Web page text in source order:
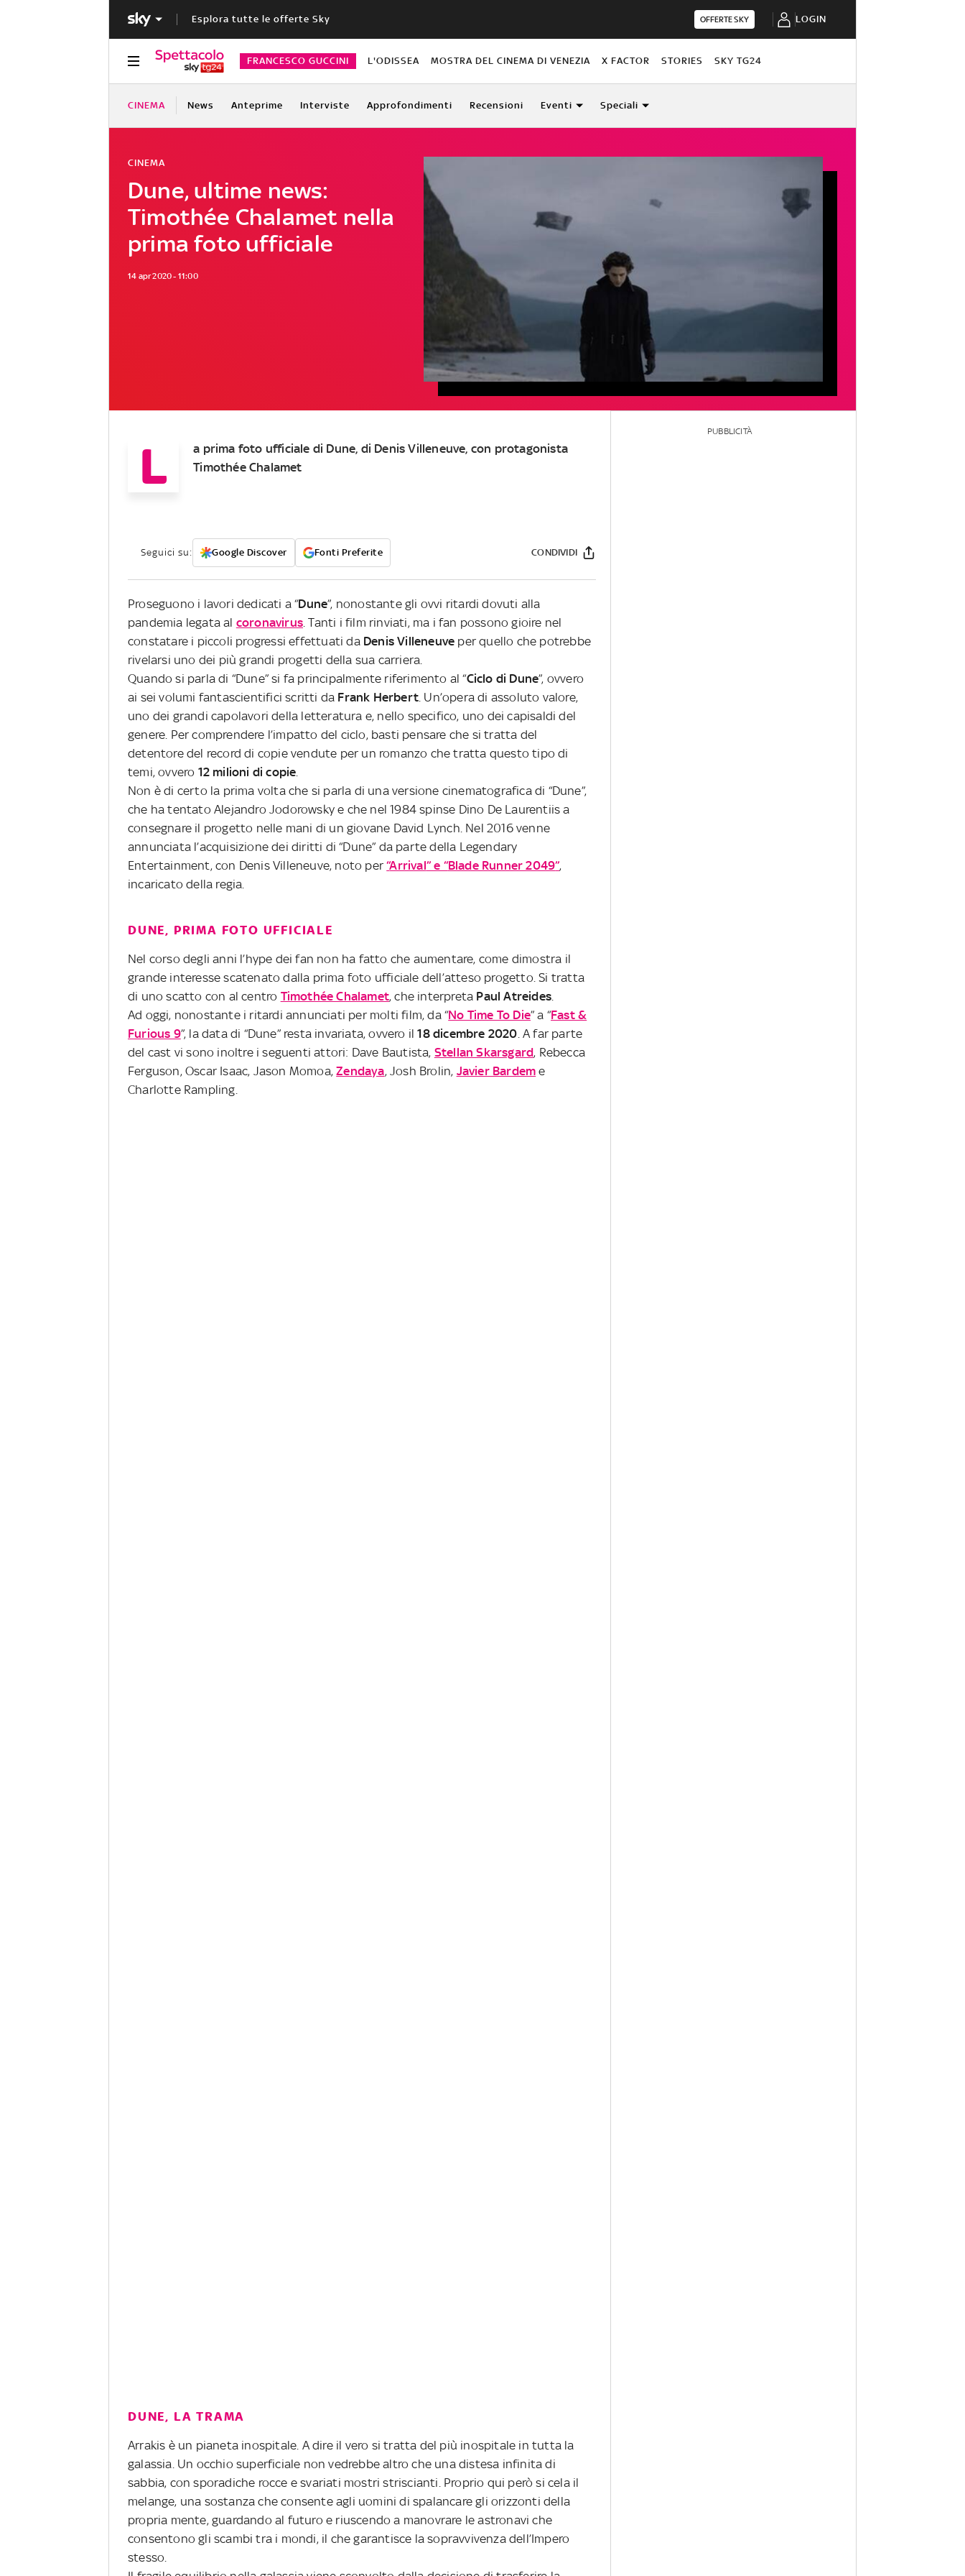
Esplora tutte le offerte Sky OFFERTE SKY LOGIN
FRANCESCO GUCCINI L'ODISSEA MOSTRA DEL CINEMA DI VENEZIA X FACTOR STORIES SKY TG24
CINEMA News Anteprime Interviste Approfondimenti Recensioni Eventi Speciali
Dune, ultime news:
Timothée Chalamet nella
prima foto ufficiale
CINEMA
14 apr 2020 - 11:00
L
a prima foto ufficiale di Dune, di Denis Villeneuve, con protagonista
Timothée Chalamet
Seguici su: Google Discover Fonti Preferite CONDIVIDI
Proseguono i lavori dedicati a “Dune”, nonostante gli ovvi ritardi dovuti alla
pandemia legata al coronavirus . Tanti i film rinviati, ma i fan possono gioire nel
constatare i piccoli progressi effettuati da Denis Villeneuve per quello che potrebbe
rivelarsi uno dei più grandi progetti della sua carriera.
Quando si parla di “Dune” si fa principalmente riferimento al “Ciclo di Dune”, ovvero
ai sei volumi fantascientifici scritti da Frank Herbert . Un’opera di assoluto valore,
uno dei grandi capolavori della letteratura e, nello specifico, uno dei capisaldi del
genere. Per comprendere l’impatto del ciclo, basti pensare che si tratta del
detentore del record di copie vendute per un romanzo che tratta questo tipo di
temi, ovvero 12 milioni di copie
Non è di certo la prima volta che si parla di una versione cinematografica di “Dune”,
che ha tentato Alejandro Jodorowsky e che nel 1984 spinse Dino De Laurentiis a
consegnare il progetto nelle mani di un giovane David Lynch. Nel 2016 venne
annunciata l’acquisizione dei diritti di “Dune” da parte della Legendary
Entertainment, con Denis Villeneuve, noto per“Arrival” e “Blade Runner 2049”,
incaricato della regia.
DUNE, PRIMA FOTO UFFICIALE
Nel corso degli anni l’hype dei fan non ha fatto che aumentare, come dimostra il
grande interesse scatenato dalla prima foto ufficiale dell’atteso progetto. Si tratta
di uno scatto con al centro Timothée Chalamet, che interpreta Paul Atreides
Ad oggi, nonostante i ritardi annunciati per molti film, da “No Time To Die” a “Fast &
Furious 9”, la data di “Dune” resta invariata, ovvero il18 dicembre 2020 . A far parte
del cast vi sono inoltre i seguenti attori: Dave Bautista, Stellan Skarsgard, Rebecca
Ferguson, Oscar Isaac, Jason Momoa,Zendaya, Josh Brolin, Javier Bardem e
Charlotte Rampling.
DUNE, LA TRAMA
Arrakis è un pianeta inospitale. A dire il vero si tratta del più inospitale in tutta la
galassia. Un occhio superficiale non vedrebbe altro che una distesa infinita di
sabbia, con sporadiche rocce e svariati mostri striscianti. Proprio qui però si cela il
melange, una sostanza che consente agli uomini di spalancare gli orizzonti della
propria mente, guardando al futuro e riuscendo a manovrare le astronavi che
consentono gli scambi tra i mondi, il che garantisce la sopravvivenza dell’Impero
stesso.
PUBBLICITÀ